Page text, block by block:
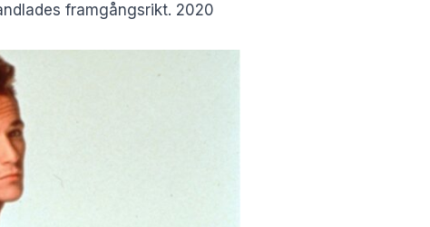
framgångsrikt. 2020